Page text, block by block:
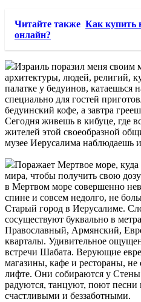
Читайте также Как купить
онлайн?
Израиль поразил меня своим
архитектуры, людей, религий,
палатке у бедуинов, катаешься
специально для гостей
бедуинский кофе, а завтра
Сегодня живешь в кибуце, где
жителей этой своеобразной
музее Иерусалима наблюдаешь
Поражает Мертвое море,
мира, чтобы получить свою
в Мертвом море совершенно
спине и совсем недолго, не
Старый город в Иерусалиме.
сосуществуют буквально в
Православный, Армянский,
кварталы. Удивительное
встречи Шабата. Верующие
магазины, кафе и рестораны, не
лифте. Они собираются у Стены
радуются, танцуют, поют песни
счастливыми и беззаботными.